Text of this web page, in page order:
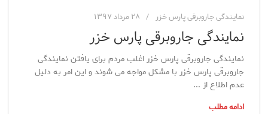
نمایندگی جاروبرقی پارس خزر ۲۸ مرداد ۱۳۹۷
نمایندگی جاروبرقی پارس خزر
نمایندگی جاروبرقی پارس خزر اغلب مردم برای یافتن نمایندگی
جاروبرقی پارس خزر با مشکل مواجه می شوند و این امر به دلیل
عدم اطلاع از ...
ادامه مطلب